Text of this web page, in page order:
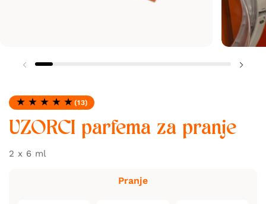
Ocjena: 4.92 od 5
(13)
UZORCI parfema za pranje
2 x 6 ml
Pranje